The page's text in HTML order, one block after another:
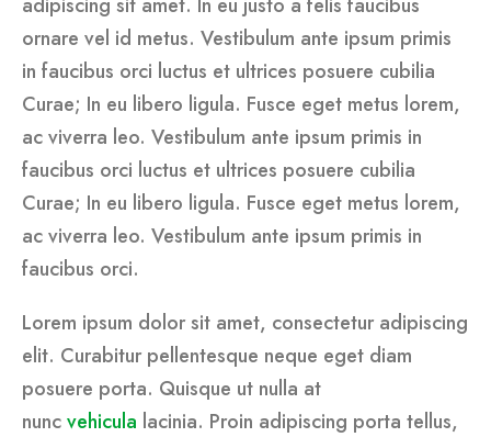
ornare vel id metus. Vestibulum ante ipsum primis
in faucibus orci luctus et ultrices posuere cubilia
Curae; In eu libero ligula. Fusce eget metus lorem,
ac viverra leo. Vestibulum ante ipsum primis in
faucibus orci luctus et ultrices posuere cubilia
Curae; In eu libero ligula. Fusce eget metus lorem,
ac viverra leo. Vestibulum ante ipsum primis in
faucibus orci.
Lorem ipsum dolor sit amet, consectetur adipiscing
elit. Curabitur pellentesque neque eget diam
posuere porta. Quisque ut nulla at
nuncvehicula lacinia. Proin adipiscing porta tellus,